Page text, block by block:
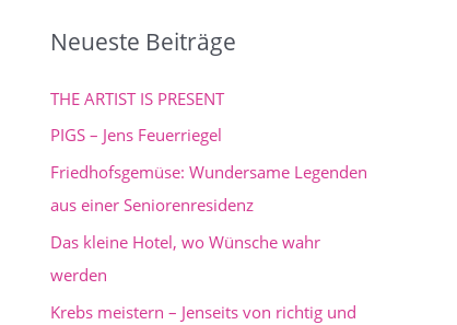
h
a
c
h
:
Neueste Beiträge
THE ARTIST IS PRESENT
PIGS – Jens Feuerriegel
Friedhofsgemüse: Wundersame Legenden
aus einer Seniorenresidenz
Das kleine Hotel, wo Wünsche wahr
werden
Krebs meistern – Jenseits von richtig und